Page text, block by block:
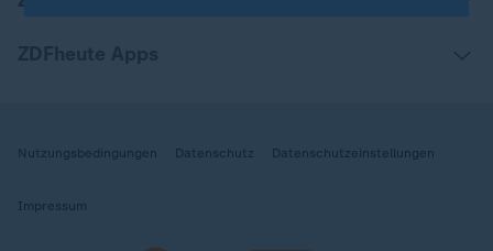
Nutzungsbedingungen Datenschutz Datenschutzeinstellungen
Impressum